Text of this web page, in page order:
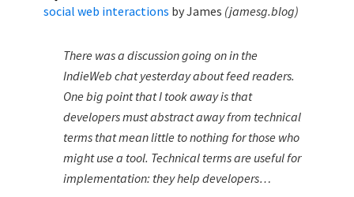
social web interactions byJames (jamesg.blog)
There was a discussion going on in the
IndieWeb chat yesterday about feed readers.
One big point that I took away is that
developers must abstract away from technical
terms that mean little to nothing for those who
might use a tool. Technical terms are useful for
implementation: they help developers…